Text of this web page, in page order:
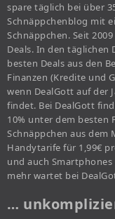
spare täglich bei über
Schnäppchenblog mit
Schnäppchen. Seit
Deals. In den täglichen
besten Deals aus den
Finanzen (Kredite und
wenn DealGott auf der
findet. Bei DealGott
10% unter dem besten
Schnäppchen aus dem
Handytarife für 1,99€
und auch
mehr wartet bei
…